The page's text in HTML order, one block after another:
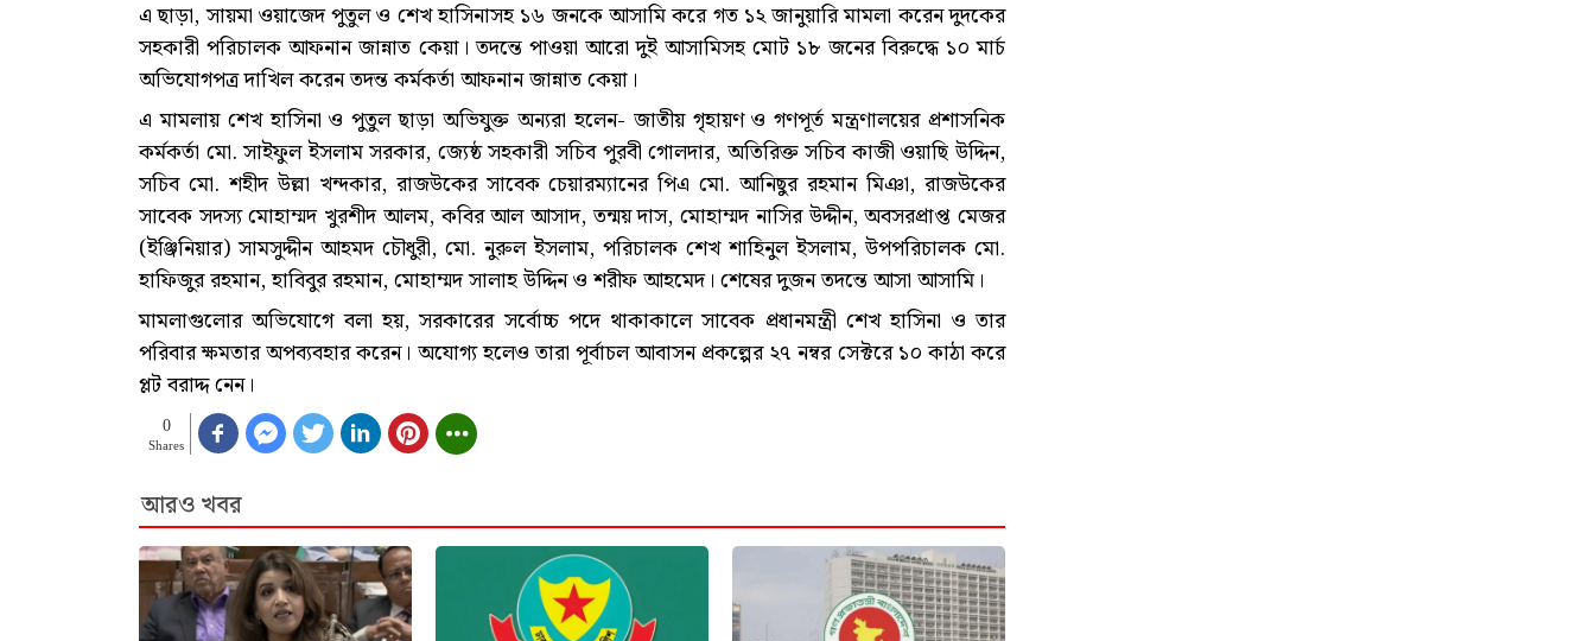
এ ছাড়া, সায়মা ওয়াজেদ পুতুল ও শেখ হাসিনাসহ ১৬ জনকে আসামি করে গত ১২ জানুয়ারি মামলা করেন দুদকের
সহকারী পরিচালক আফনান জান্নাত কেয়া। তদন্তে পাওয়া আরো দুই আসামিসহ মোট ১৮ জনের বিরুদ্ধে ১০ মার্চ
অভিযোগপত্র দাখিল করেন তদন্ত কর্মকর্তা আফনান জান্নাত কেয়া।
এ মামলায় শেখ হাসিনা ও পুতুল ছাড়া অভিযুক্ত অন্যরা হলেন- জাতীয় গৃহায়ণ ও গণপূর্ত মন্ত্রণালয়ের প্রশাসনিক
কর্মকর্তা মো. সাইফুল ইসলাম সরকার, জ্যেষ্ঠ সহকারী সচিব পুরবী গোলদার, অতিরিক্ত সচিব কাজী ওয়াছি উদ্দিন,
সচিব মো. শহীদ উল্লা খন্দকার, রাজউকের সাবেক চেয়ারম্যানের পিএ মো. আনিছুর রহমান মিঞা, রাজউকের
সাবেক সদস্য মোহাম্মদ খুরশীদ আলম, কবির আল আসাদ, তন্ময় দাস, মোহাম্মদ নাসির উদ্দীন, অবসরপ্রাপ্ত মেজর
(ইঞ্জিনিয়ার) সামসুদ্দীন আহমদ চৌধুরী, মো. নুরুল ইসলাম, পরিচালক শেখ শাহিনুল ইসলাম, উপপরিচালক মো.
হাফিজুর রহমান, হাবিবুর রহমান, মোহাম্মদ সালাহ উদ্দিন ও শরীফ আহমেদ। শেষের দুজন তদন্তে আসা আসামি।
মামলাগুলোর অভিযোগে বলা হয়, সরকারের সর্বোচ্চ পদে থাকাকালে সাবেক প্রধানমন্ত্রী শেখ হাসিনা ও তার
পরিবার ক্ষমতার অপব্যবহার করেন। অযোগ্য হলেও তারা পূর্বাচল আবাসন প্রকল্পের ২৭ নম্বর সেক্টরে ১০ কাঠা করে
প্লট বরাদ্দ নেন।
0
Shares
আরও খবর